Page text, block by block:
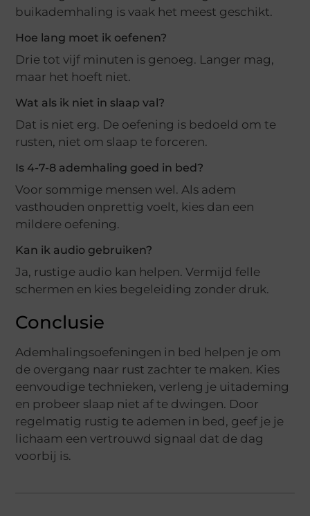
buikademhaling is vaak het meest geschikt.
Hoe lang moet ik oefenen?
Drie tot vijf minuten is genoeg. Langer mag,
maar het hoeft niet.
Wat als ik niet in slaap val?
Dat is niet erg. De oefening is bedoeld om te
rusten, niet om slaap te forceren.
Is 4-7-8 ademhaling goed in bed?
Voor sommige mensen wel. Als adem
vasthouden onprettig voelt, kies dan een
mildere oefening.
Kan ik audio gebruiken?
Ja, rustige audio kan helpen. Vermijd felle
schermen en kies begeleiding zonder druk.
Conclusie
Ademhalingsoefeningen in bed helpen je om
de overgang naar rust zachter te maken. Kies
eenvoudige technieken, verleng je uitademing
en probeer slaap niet af te dwingen. Door
regelmatig rustig te ademen in bed, geef je je
lichaam een vertrouwd signaal dat de dag
voorbij is.